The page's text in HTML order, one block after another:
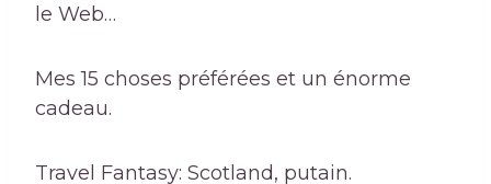
le Web…
Mes 15 choses préférées et un énorme
cadeau.
Travel Fantasy: Scotland, putain.